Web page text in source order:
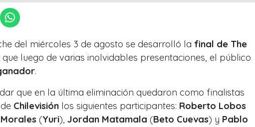
del miércoles 3 de agosto se desarrolló la final de The
que luego de varias inolvidables presentaciones, el público
.
que en la última eliminación quedaron como finalistas
Chilevisión los siguientes participantes: Roberto Lobos
(Yuri), Jordan Matamala (Beto Cuevas) y Pablo